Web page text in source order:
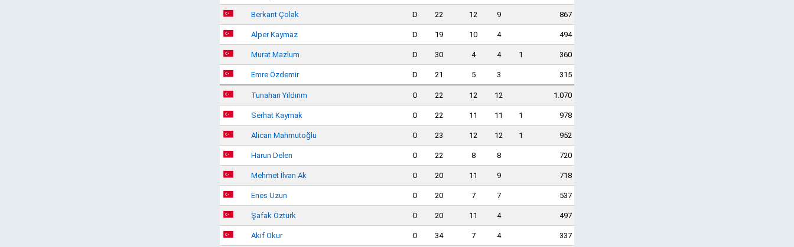
Berkant Çolak D 22 12 9 867
Alper Kaymaz D 19 10 4 494
Murat Mazlum D 30 4 4 1 360
Emre Özdemir D 21 5 3 315
Tunahan Yıldırım O 22 12 12 1.070
Serhat Kaymak O 22 11 11 1 978
Alican Mahmutoğlu O 23 12 12 1 952
Harun Delen O 22 8 8 720
Mehmet İlvan Ak O 20 11 9 718
Enes Uzun O 20 7 7 537
Şafak Öztürk O 20 11 4 497
Akif Okur O 34 7 4 337